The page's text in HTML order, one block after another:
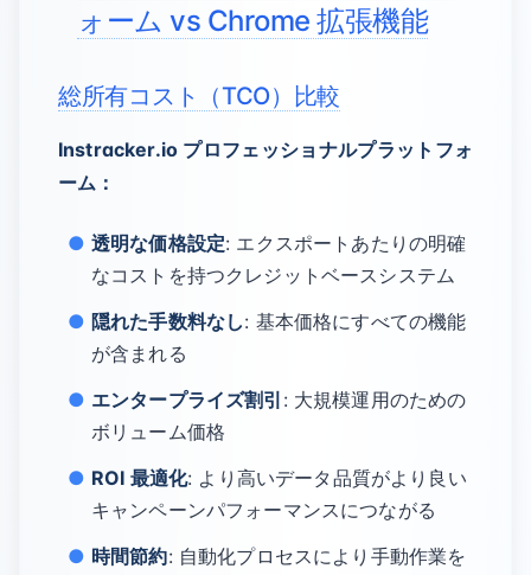
ォーム vs Chrome 拡張機能
総所有コスト（TCO）比較
Instracker.io プロフェッショナルプラットフォ
ーム：
透明な価格設定: エクスポートあたりの明確
なコストを持つクレジットベースシステム
隠れた手数料なし: 基本価格にすべての機能
が含まれる
エンタープライズ割引 : 大規模運用のための
ボリューム価格
ROI 最適化: より高いデータ品質がより良い
キャンペーンパフォーマンスにつながる
時間節約: 自動化プロセスにより手動作業を